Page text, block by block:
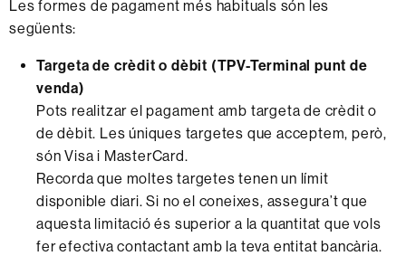
Les formes de pagament més habituals són les
següents:
Targeta de crèdit o dèbit (TPV-Terminal punt de
venda)
Pots realitzar el pagament amb targeta de crèdit o
de dèbit. Les úniques targetes que acceptem, però,
són Visa i MasterCard.
Recorda que moltes targetes tenen un límit
disponible diari. Si no el coneixes, assegura’t que
aquesta limitació és superior a la quantitat que vols
fer efectiva contactant amb la teva entitat bancària.